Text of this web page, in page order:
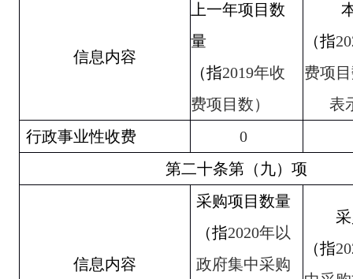
信息内容
上一年项目数
量
（指2019年收
费项目数）
（指
费项
表
行政事业性收费
0
第二十条第（九）项
信息内容
采购项目数量
（指2020年以
政府集中采购
（指